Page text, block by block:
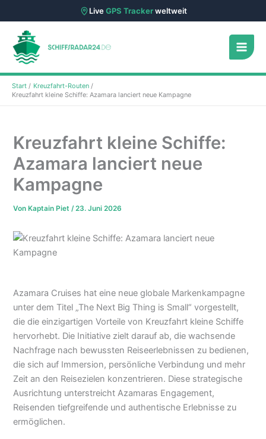
LiveGPS Trackerweltweit
Inhalt
springen
Start
Kreuzfahrt-Routen
Kreuzfahrt kleine Schiffe: Azamara lanciert neue Kampagne
Kreuzfahrt kleine Schiffe:
Azamara lanciert neue
Kampagne
Von Kaptain Piet/23. Juni 2026
Azamara Cruises hat eine neue globale Markenkampagne
unter dem Titel „The Next Big Thing is Small“ vorgestellt,
die die einzigartigen Vorteile von Kreuzfahrt kleine Schiffe
hervorhebt. Die Initiative zielt darauf ab, die wachsende
Nachfrage nach bewussten Reiseerlebnissen zu bedienen,
die sich auf Immersion, persönliche Verbindung und mehr
Zeit an den Reisezielen konzentrieren. Diese strategische
Ausrichtung unterstreicht Azamaras Engagement,
Reisenden tiefgreifende und authentische Erlebnisse zu
ermöglichen.